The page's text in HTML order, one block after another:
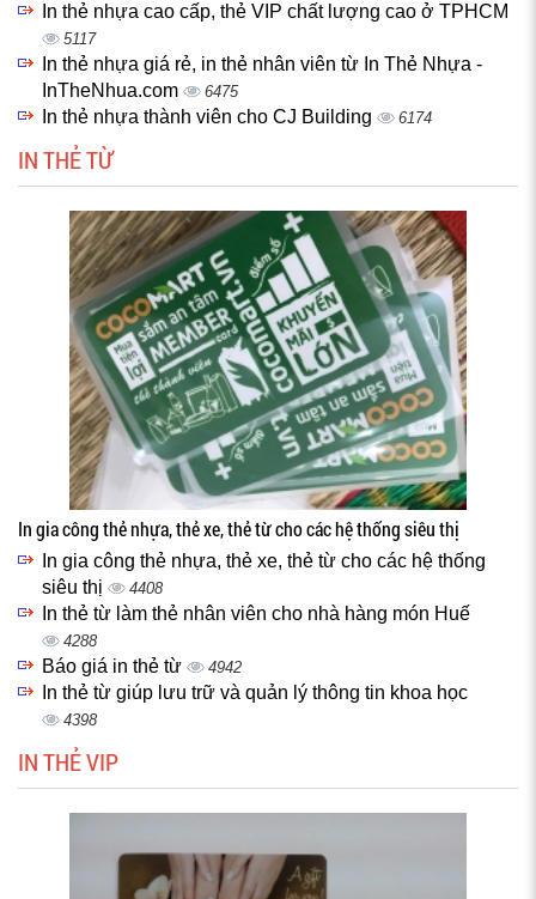
In thẻ nhựa cao cấp, thẻ VIP chất lượng cao ở TPHCM
5117
In thẻ nhựa giá rẻ, in thẻ nhân viên từ In Thẻ Nhựa -
InTheNhua.com
6475
In thẻ nhựa thành viên cho CJ Building 6174
IN THẺ TỪ
In gia công thẻ nhựa, thẻ xe, thẻ từ cho các hệ thống siêu thị
In gia công thẻ nhựa, thẻ xe, thẻ từ cho các hệ thống
siêu thị
4408
In thẻ từ làm thẻ nhân viên cho nhà hàng món Huế
4288
Báo giá in thẻ từ 4942
In thẻ từ giúp lưu trữ và quản lý thông tin khoa học
4398
IN THẺ VIP